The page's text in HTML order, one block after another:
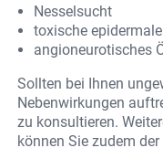
Nesselsucht
toxische
angioneurotisches
Sollten bei Ihnen
Nebenwirkungen
zu konsultieren.
können Sie zudem